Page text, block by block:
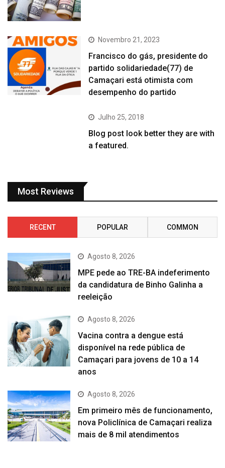
Novembro 21, 2023
Francisco do gás, presidente do
partido solidariedade(77) de
Camaçari está otimista com
desempenho do partido
Julho 25, 2018
Blog post look better they are with
a featured.
Most Reviews
RECENT POPULAR COMMON
Agosto 8, 2026
MPE pede ao TRE-BA indeferimento
da candidatura de Binho Galinha a
reeleição
Agosto 8, 2026
Vacina contra a dengue está
disponível na rede pública de
Camaçari para jovens de 10 a 14
anos
Agosto 8, 2026
Em primeiro mês de funcionamento,
nova Policlínica de Camaçari realiza
mais de 8 mil atendimentos